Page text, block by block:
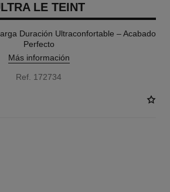
LE TEINT
Duración Ultraconfortable – Acabado
Perfecto
Más información
Ref. 172734